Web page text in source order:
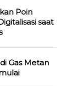
Poin
saat
Gas Metan